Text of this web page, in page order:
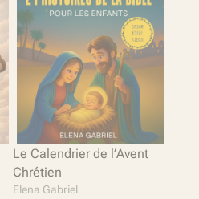
Le Calendrier de l’Avent
Chrétien
Elena Gabriel